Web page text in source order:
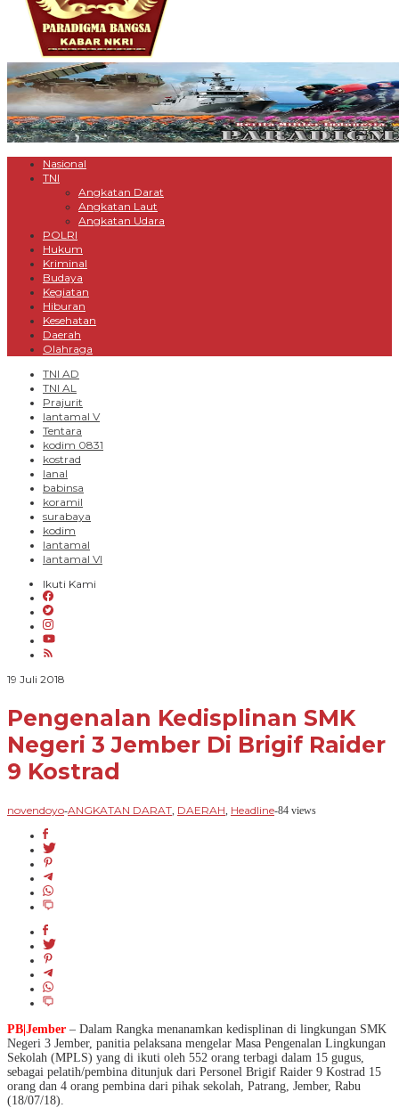
Nasional
TNI
Angkatan Darat
Angkatan Laut
Angkatan Udara
POLRI
Hukum
Kriminal
Budaya
Kegiatan
Hiburan
Kesehatan
Daerah
Olahraga
TNI AD
TNI AL
Prajurit
lantamal V
Tentara
kodim 0831
kostrad
lanal
babinsa
koramil
surabaya
kodim
lantamal
lantamal VI
Ikuti Kami
19 Juli 2018
Pengenalan Kedisplinan SMK
Negeri 3 Jember Di Brigif Raider
9 Kostrad
novendoyo-ANGKATAN DARAT, DAERAH, Headline-84 views
PB|Jember – Dalam Rangka menanamkan kedisplinan di lingkungan SMK
Negeri 3 Jember, panitia pelaksana mengelar Masa Pengenalan Lingkungan
Sekolah (MPLS) yang di ikuti oleh 552 orang terbagi dalam 15 gugus,
sebagai pelatih/pembina ditunjuk dari Personel Brigif Raider 9 Kostrad 15
orang dan 4 orang pembina dari pihak sekolah, Patrang, Jember, Rabu
(18/07/18).